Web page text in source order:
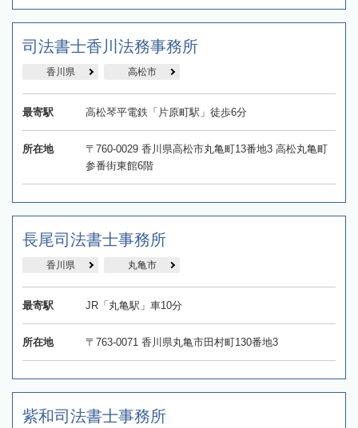
司法書士香川法務事務所
香川県 高松市
最寄駅 高松琴平電鉄「片原町駅」徒歩6分
所在地
〒760-0029 香川県高松市丸亀町13番地3 高松丸亀町
参番街東館6階
長尾司法書士事務所
香川県 丸亀市
最寄駅 JR「丸亀駅」車10分
所在地 〒763-0071 香川県丸亀市田村町130番地3
紫和司法書士事務所